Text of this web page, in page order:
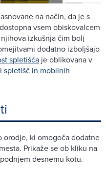
na način, da je s
vsem obiskovalcem
izkušnja čim bolj
dodatno izboljšajo
spletišča je oblikovana v
spletišč in mobilnih
orodje, ki omogoča dodatne
Prikaže se ob kliku na
desnemu kotu.